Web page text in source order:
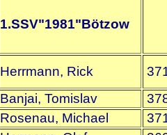
1.SSV"1981"Bötzow
Herrmann, Rick
Banjai, Tomislav
Rosenau, Michael